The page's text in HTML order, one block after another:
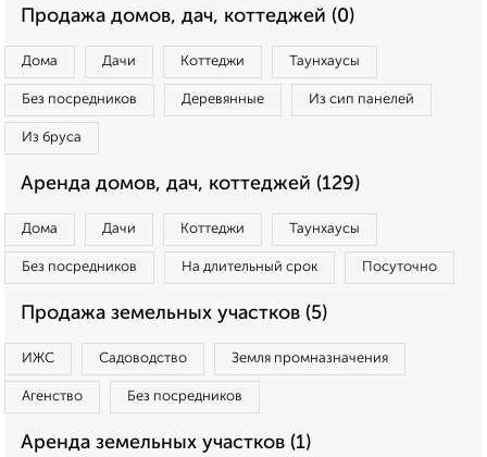
Продажа домов, дач, коттеджей (0)
Дома Дачи Коттеджи Таунхаусы
Без посредников Деревянные Из сип панелей
Из бруса
Аренда домов, дач, коттеджей (129)
Дома Дачи Коттеджи Таунхаусы
Без посредников На длительный срок Посуточно
Продажа земельных участков (5)
ИЖС Садоводство Земля промназначения
Агенство Без посредников
Аренда земельных участков (1)